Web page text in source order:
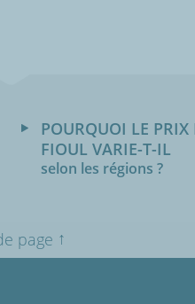
POURQUOI LE PRIX
FIOUL VARIE-T-IL
selon les régions ?
page ↑